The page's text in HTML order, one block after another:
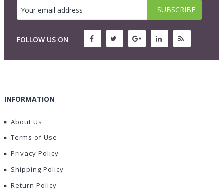
FOLLOW US ON
INFORMATION
About Us
Terms of Use
Privacy Policy
Shipping Policy
Return Policy